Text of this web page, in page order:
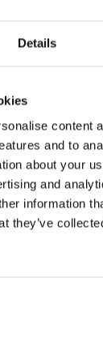
Details
content
and to
about your
and
information
they’ve
Spoke